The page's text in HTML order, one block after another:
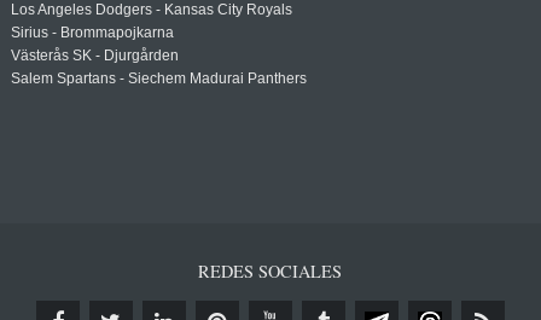
Los Angeles Dodgers - Kansas City Royals
Sirius - Brommapojkarna
Västerås SK - Djurgården
Salem Spartans - Siechem Madurai Panthers
REDES SOCIALES